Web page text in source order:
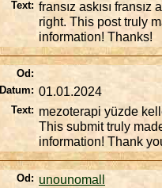
Text: fransız askısı
right. This post truly
information! Thanks!
Od:
Datum: 01.01.2024
Text: mezoterapi yüzde
This submit truly
information! Thank
Od: unounomall